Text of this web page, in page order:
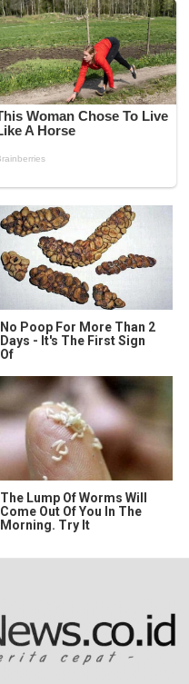
No Poop For More Than 2
Days - It's The First Sign
Of
The Lump Of Worms Will
Come Out Of You In The
Morning. Try It